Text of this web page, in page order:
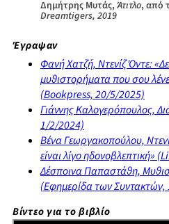
Δημήτρης Μυτάς,Άτιτλο, από
Dreamtigers, 2019
Έγραψαν
Φανή Χατζή,Ντενίζ Όντε:
μυθιστορήματα που σου
(Bookpress, 20/5/2025)
Γιάννης Καλογερόπουλος,
1/2/2024)
Βένα Γεωργακοπούλου,
είναι λίγο ηδονοβλεπτική»
Δέσποινα Παπαστάθη,
(Εφημερίδα των
Βίντεο για το βιβλίο